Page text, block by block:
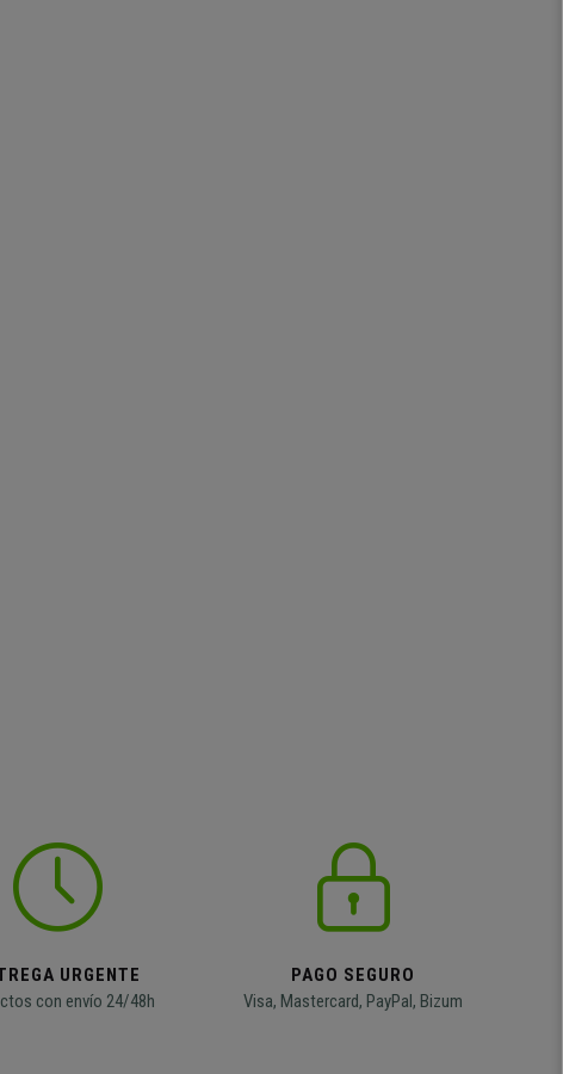
URGENTE
con envío 24/48h
PAGO SEGURO
Visa, Mastercard, PayPal, Bizum